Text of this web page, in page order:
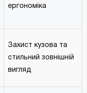
ергономіка
Захист кузова та
стильний зовнішній
вигляд